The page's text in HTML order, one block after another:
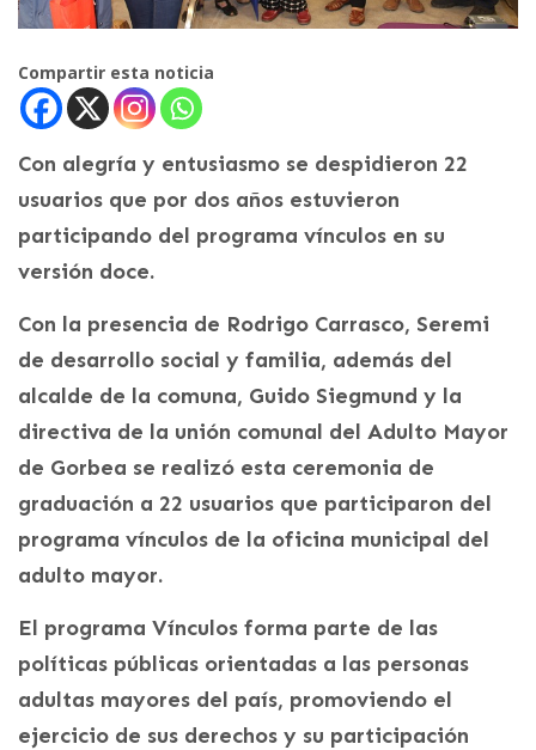
Compartir esta noticia
Con alegría y entusiasmo se despidieron 22
usuarios que por dos años estuvieron
participando del programa vínculos en su
versión doce.
Con la presencia de Rodrigo Carrasco, Seremi
de desarrollo social y familia, además del
alcalde de la comuna, Guido Siegmund y la
directiva de la unión comunal del Adulto Mayor
de Gorbea se realizó esta ceremonia de
graduación a 22 usuarios que participaron del
programa vínculos de la oficina municipal del
adulto mayor.
El programa Vínculos forma parte de las
políticas públicas orientadas a las personas
adultas mayores del país, promoviendo el
ejercicio de sus derechos y su participación